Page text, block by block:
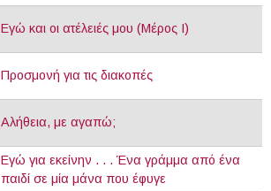
Εγώ και οι ατέλειές μου (Μέρος Ι)
Προσμονή για τις διακοπές
Αλήθεια, με αγαπώ;
Εγώ για εκείνην . . . Ένα γράμμα από ένα
παιδί σε μία μάνα που έφυγε